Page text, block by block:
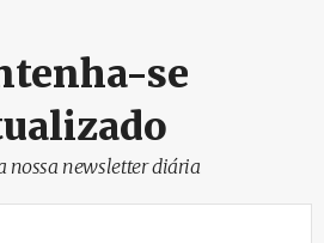
se
nossa newsletter diária